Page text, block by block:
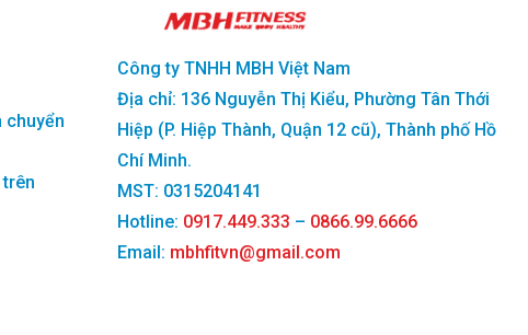
chuyển
trên
Công ty TNHH MBH Việt Nam
Địa chỉ: 136 Nguyễn Thị Kiểu, Phường Tân Thới
Hiệp (P. Hiệp Thành, Quận 12 cũ), Thành phố Hồ
Chí Minh.
MST: 0315204141
Hotline: 0917.449.333 – 0866.99.6666
Email: mbhfitvn@gmail.com